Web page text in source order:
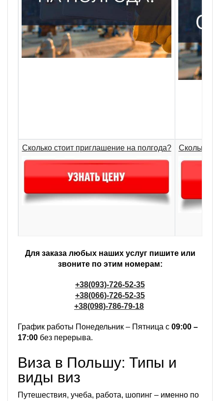
Сколько стоит приглашение на полгода? Сколько
Для заказа любых наших услуг пишите или
звоните по этим номерам:
+38(093)-726-52-35
+38(066)-726-52-35
+38(098)-786-79-18
График работы Понедельник – Пятница с 09:00 –
17:00 без перерыва.
Виза в Польшу: Типы и
виды виз
Путешествия, учеба, работа, шопинг – именно по